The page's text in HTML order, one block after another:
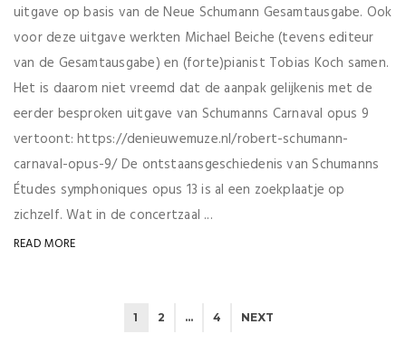
uitgave op basis van de Neue Schumann Gesamtausgabe. Ook
voor deze uitgave werkten Michael Beiche (tevens editeur
van de Gesamtausgabe) en (forte)pianist Tobias Koch samen.
Het is daarom niet vreemd dat de aanpak gelijkenis met de
eerder besproken uitgave van Schumanns Carnaval opus 9
vertoont: https://denieuwemuze.nl/robert-schumann-
carnaval-opus-9/ De ontstaansgeschiedenis van Schumanns
Études symphoniques opus 13 is al een zoekplaatje op
zichzelf. Wat in de concertzaal ...
READ MORE
1 2 … 4 NEXT